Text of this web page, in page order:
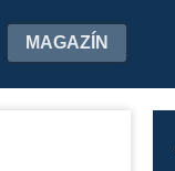
MAGAZÍN